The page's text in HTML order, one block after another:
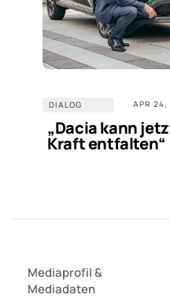
DIALOG APR 24,
„Dacia kann
Kraft entfalten“
Mediaprofil&
Mediadaten